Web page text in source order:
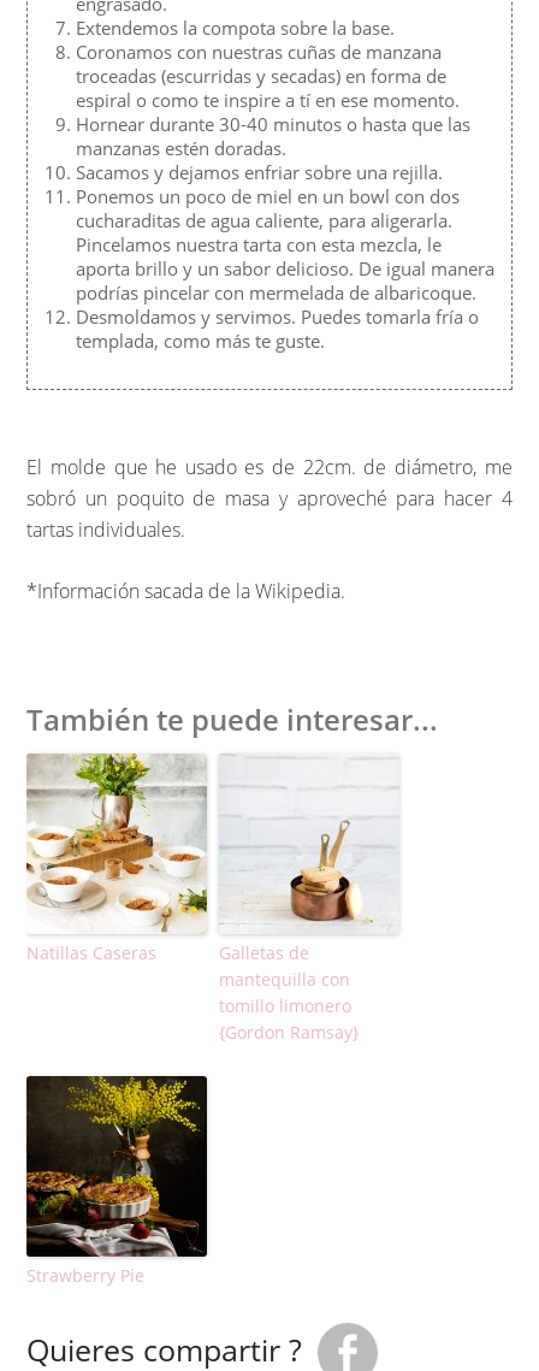
Extendemos la compota sobre la base.
Coronamos con nuestras cuñas de manzana
troceadas (escurridas y secadas) en forma de
espiral o como te inspire a tí en ese momento.
Hornear durante 30-40 minutos o hasta que las
manzanas estén doradas.
Sacamos y dejamos enfriar sobre una rejilla.
Ponemos un poco de miel en un bowl con dos
cucharaditas de agua caliente, para aligerarla.
Pincelamos nuestra tarta con esta mezcla, le
aporta brillo y un sabor delicioso. De igual manera
podrías pincelar con mermelada de albaricoque.
Desmoldamos y servimos. Puedes tomarla fría o
templada, como más te guste.
El molde que he usado es de 22cm. de diámetro, me
sobró un poquito de masa y aproveché para hacer 4
tartas individuales.
*Información sacada de la Wikipedia.
También te puede interesar...
Natillas Caseras
Galletas de
mantequilla con
tomillo limonero
{Gordon Ramsay}
Strawberry Pie
Quieres compartir ?